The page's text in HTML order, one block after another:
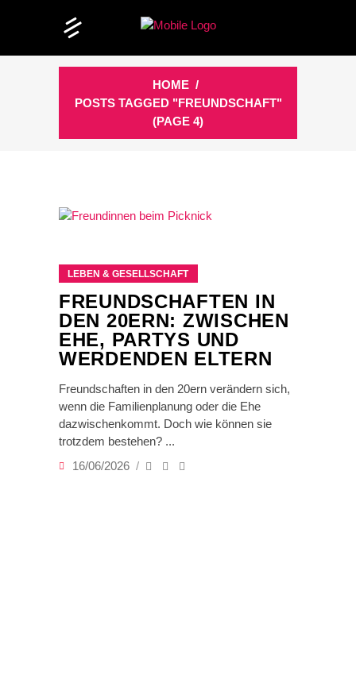
HOME /
POSTS TAGGED "FREUNDSCHAFT"
(PAGE 4)
LEBEN & GESELLSCHAFT
FREUNDSCHAFTEN IN
DEN 20ERN: ZWISCHEN
EHE, PARTYS UND
WERDENDEN ELTERN
Freundschaften in den 20ern verändern sich,
wenn die Familienplanung oder die Ehe
dazwischenkommt. Doch wie können sie
trotzdem bestehen?
16/06/2026